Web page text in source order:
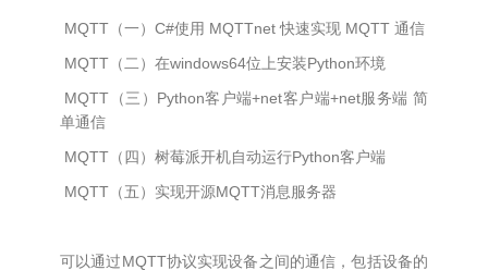
​ ​MQTT（一）C#使用 MQTTnet 快速实现 MQTT 通信​​
​ ​MQTT（二）在windows64位上安装Python环境​​
​ ​MQTT（三）Python客户端+net客户端+net服务端 简
单通信​​
​ ​MQTT（四）树莓派开机自动运行Python客户端​​
​ ​MQTT（五）实现开源MQTT消息服务器​​
可以通过MQTT协议实现设备之间的通信，包括设备的